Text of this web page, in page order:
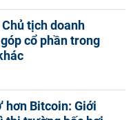
tịch doanh
cổ phần trong
hơn Bitcoin: Giới